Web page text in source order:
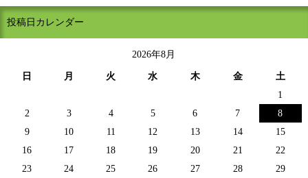
投稿日カレンダー
2026年8月
日 月 火 水 木 金 土
1
2
3 4 5 6 7
8
9
10 11 12 13 14
15
16
17 18 19 20 21
22
23
24 25 26 27 28
29